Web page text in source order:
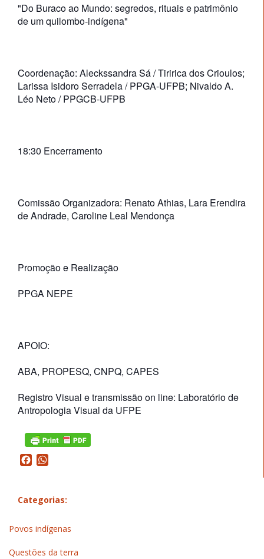
"Do Buraco ao Mundo: segredos, rituais e patrimônio
de um quilombo-indígena"
Coordenação: Aleckssandra Sá / Tiririca dos Crioulos;
Larissa Isidoro Serradela / PPGA-UFPB; Nivaldo A.
Léo Neto / PPGCB-UFPB
18:30 Encerramento
Comissão Organizadora: Renato Athias, Lara Erendira
de Andrade, Caroline Leal Mendonça
Promoção e Realização
PPGA NEPE
APOIO:
ABA, PROPESQ, CNPQ, CAPES
Registro Visual e transmissão on line: Laboratório de
Antropologia Visual da UFPE
Facebook
Categorias:
Povos indígenas
Questões da terra